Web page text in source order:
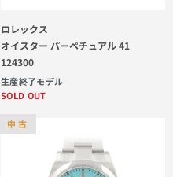
ロレックス
オイスター パーペチュアル 41
124300
生産終了モデル
SOLD OUT
中 古